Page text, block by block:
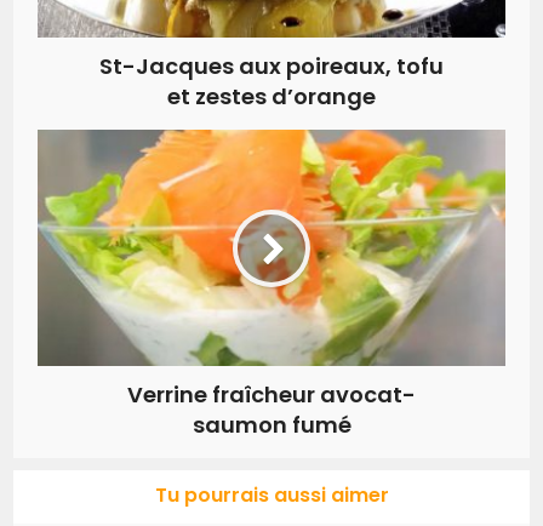
St-Jacques aux poireaux, tofu
et zestes d’orange
Verrine fraîcheur avocat-
saumon fumé
Tu pourrais aussi aimer